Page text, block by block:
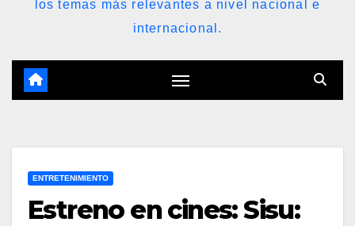
los temas más relevantes a nivel nacional e
internacional.
ENTRETENIMIENTO
Estreno en cines: Sisu: